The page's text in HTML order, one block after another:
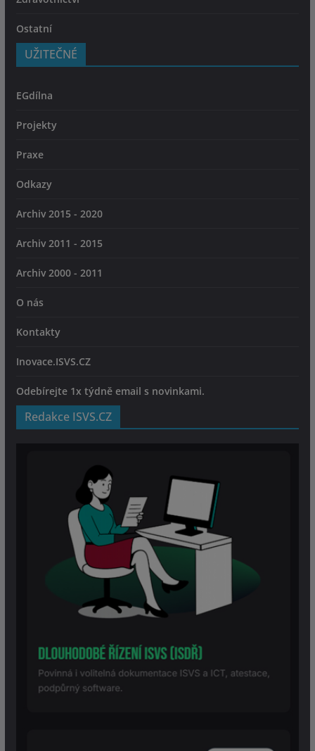
Ostatní
UŽITEČNÉ
EGdílna
Projekty
Praxe
Odkazy
Archiv 2015 - 2020
Archiv 2011 - 2015
Archiv 2000 - 2011
O nás
Kontakty
Inovace.ISVS.CZ
Odebírejte 1x týdně email s novinkami.
Redakce ISVS.CZ